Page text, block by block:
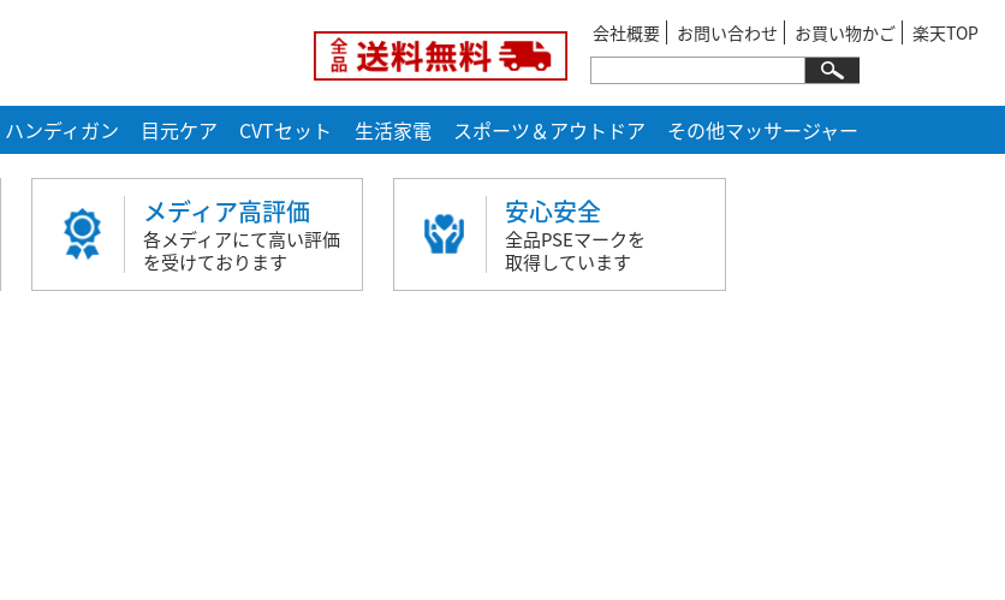
会社概要 お問い合わせ お買い物かご 楽天TOP
ハンディガン 目元ケア CVTセット 生活家電 スポーツ＆アウトドア その他マッサージャー
メディア高評価
各メディアにて高い評価
を受けております
安心安全
全品PSEマークを
取得しています